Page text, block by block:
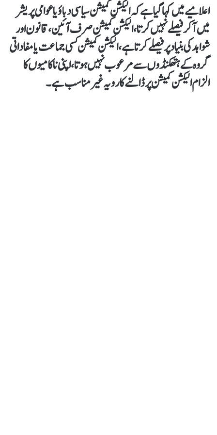
اعلامیے میں کہا گیا ہےکہ الیکشن کمیشن سیاسی دباؤ یا عوامی پریشر
میں آکر فیصلے نہیں کرتا، الیکشن کمیشن صرف آئین، قانون اور
شواہد کی بنیاد پر فیصلے کرتا ہے، الیکشن کمیشن کسی جماعت یا مفاداتی
گروہ کے ہتھکنڈوں سے مرعوب نہیں ہوتا، اپنی ناکامیوں کا
الزام الیکشن کمیشن پر ڈالنے کا رویہ غیر مناسب ہے۔